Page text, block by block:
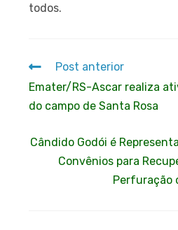
todos.
Post anterior
Emater/RS-Ascar realiza
do campo de Santa Rosa
Cândido Godói é
Convênios para
Perfuração